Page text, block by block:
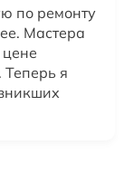
по ремонту
Мастера
я